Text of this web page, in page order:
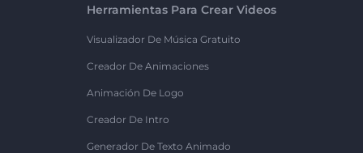
Herramientas Para Crear Videos
Visualizador De Música Gratuito
Creador De Animaciones
Animación De Logo
Creador De Intro
Generador De Texto Animado